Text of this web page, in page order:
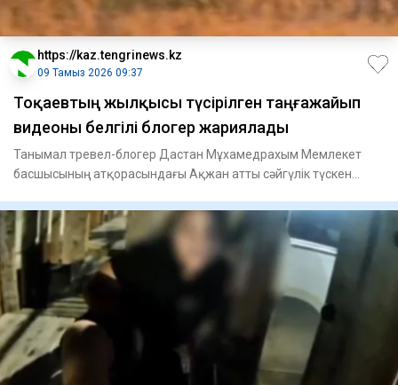
https://kaz.tengrinews.kz
09 Тамыз 2026 09:37
Тоқаевтың жылқысы түсірілген таңғажайып
видеоны белгілі блогер жариялады
Танымал тревел-блогер Дастан Мұхамедрахым Мемлекет
басшысының атқорасындағы Ақжан атты сәйгүлік түскен